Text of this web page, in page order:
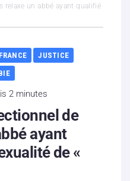
relaxe un abbé ayant qualifié
FRANCE
JUSTICE
2 minutes
de
ayant
de «